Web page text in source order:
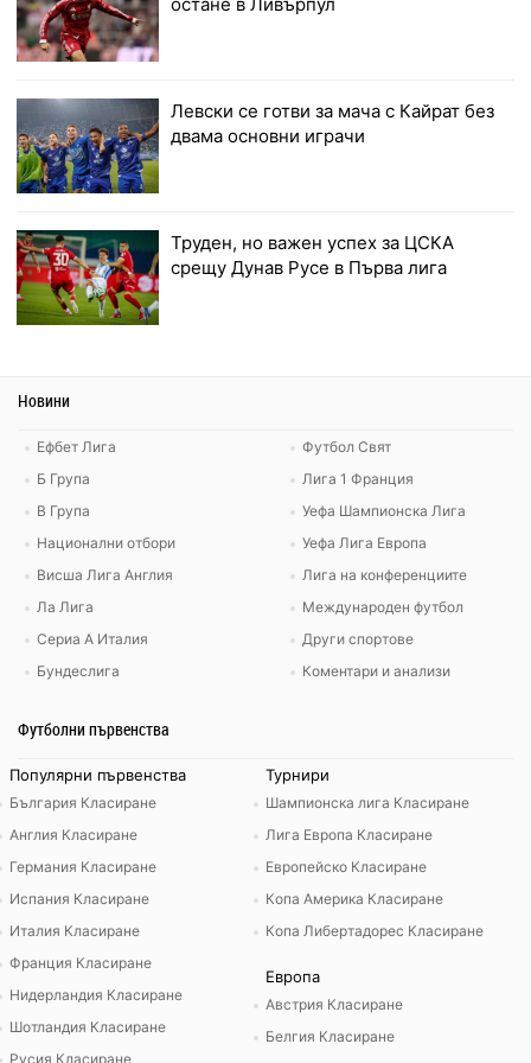
Левски се готви за мача с Кайрат без
двама основни играчи
Труден, но важен успех за ЦСКА
срещу Дунав Русе в Първа лига
Новини
Ефбет Лига
Б Група
В Група
Национални отбори
Висша Лига Англия
Ла Лига
Сериа А Италия
Бундеслига
Футбол Свят
Лига 1 Франция
Уефа Шампионска Лига
Уефа Лига Европа
Лига на конференциите
Международен футбол
Други спортове
Коментари и анализи
Футболни първенства
Популярни първенства
България Класиране
Англия Класиране
Германия Класиране
Испания Класиране
Италия Класиране
Франция Класиране
Нидерландия Класиране
Шотландия Класиране
Русия Класиране
Турнири
Шампионска лига Класиране
Лига Европа Класиране
Европейско Класиране
Копа Америка Класиране
Копа Либертадорес Класиране
Европа
Австрия Класиране
Белгия Класиране